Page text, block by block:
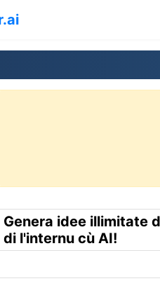
Genera idee illimitate
di l'internu cù AI!